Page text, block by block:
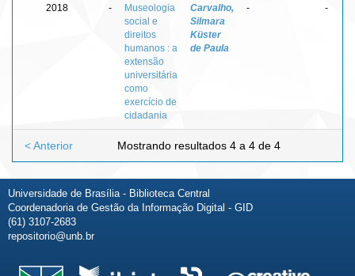
2018 -
Museologia
social e
direitos
humanos : a
extensão
universitária
como
exercício de
cidadania
Carvalho,
Silmara
Küster
de Paula
- -
Mostrando resultados 4 a 4 de 4
< Anterior
Universidade de Brasília - Biblioteca Central
Coordenadoria de Gestão da Informação Digital - GID
(61) 3107-2683
repositorio@unb.br